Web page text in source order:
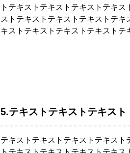
トテキストテキストテキストテキス
ストテキストテキストテキストテキ
キストテキストテキストテキストテ
5.テキストテキストテキスト
テキストテキストテキストテキスト